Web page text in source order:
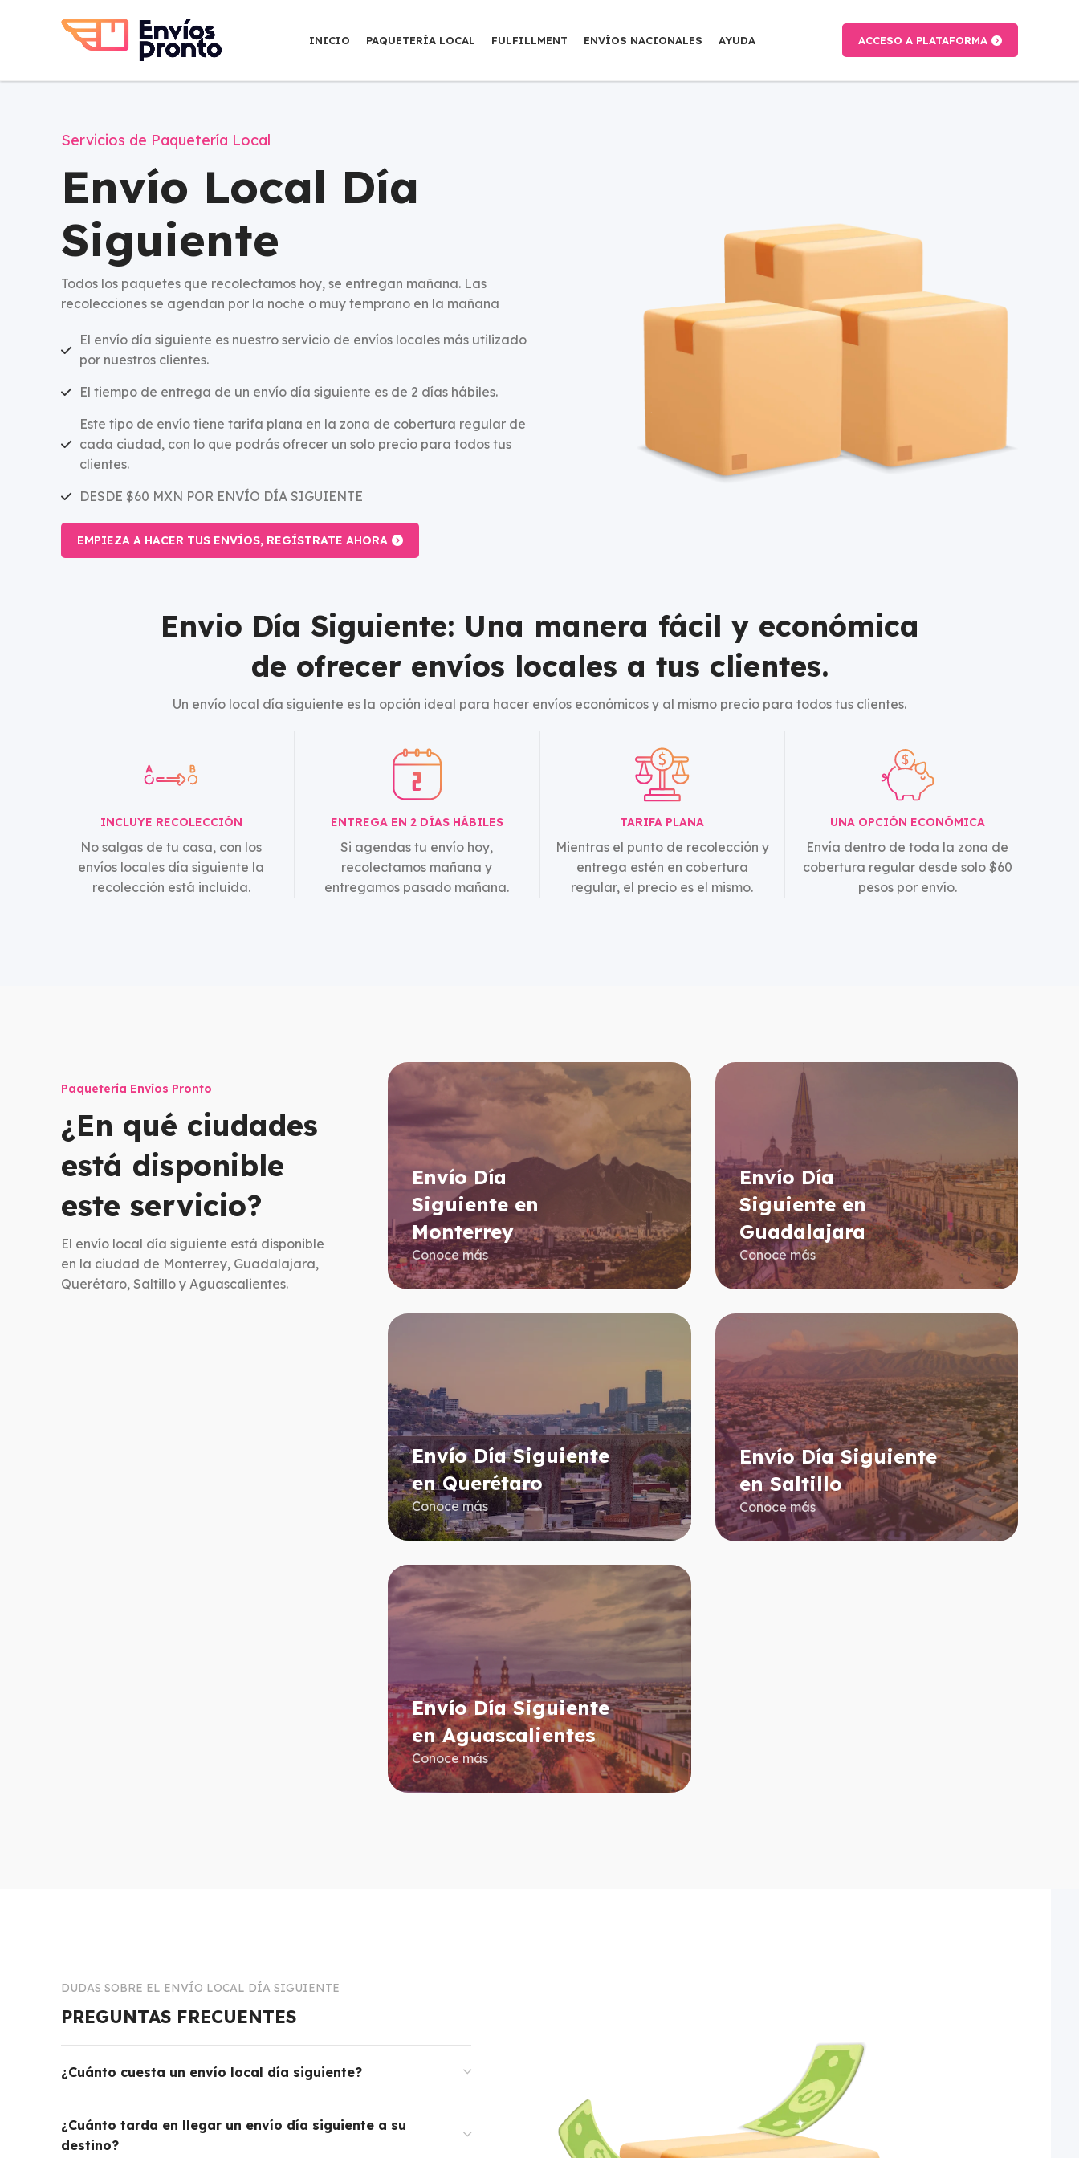
INICIO PAQUETERÍA LOCAL FULFILLMENT ENVÍOS NACIONALES AYUDA ACCESO A PLATAFORMA
Servicios de Paquetería Local
Envío Local Día
Siguiente
Todos los paquetes que recolectamos hoy, se entregan mañana. Las
recolecciones se agendan por la noche o muy temprano en la mañana
El envío día siguiente es nuestro servicio de envíos locales más utilizado
por nuestros clientes.
El tiempo de entrega de un envío día siguiente es de 2 días hábiles.
Este tipo de envío tiene tarifa plana en la zona de cobertura regular de
cada ciudad, con lo que podrás ofrecer un solo precio para todos tus
clientes.
DESDE $60 MXN POR ENVÍO DÍA SIGUIENTE
EMPIEZA A HACER TUS ENVÍOS, REGÍSTRATE AHORA
Envio Día Siguiente: Una manera fácil y económica
de ofrecer envíos locales a tus clientes.
Un envío local día siguiente es la opción ideal para hacer envíos económicos y al mismo precio para todos tus clientes.
INCLUYE RECOLECCIÓN
No salgas de tu casa, con los
envíos locales día siguiente la
recolección está incluida.
ENTREGA EN 2 DÍAS HÁBILES
Si agendas tu envío hoy,
recolectamos mañana y
entregamos pasado mañana.
TARIFA PLANA
Mientras el punto de recolección y
entrega estén en cobertura
regular, el precio es el mismo.
UNA OPCIÓN ECONÓMICA
Envía dentro de toda la zona de
cobertura regular desde solo $60
pesos por envío.
Paquetería Envíos Pronto
¿En qué ciudades
está disponible
este servicio?
El envío local día siguiente está disponible
en la ciudad de Monterrey, Guadalajara,
Querétaro, Saltillo y Aguascalientes.
Envío Día
Siguiente en
Monterrey
Conoce más
Envío Día Siguiente
en Querétaro
Conoce más
Envío Día Siguiente
en Aguascalientes
Conoce más
Envío Día
Siguiente en
Guadalajara
Conoce más
Envío Día Siguiente
en Saltillo
Conoce más
DUDAS SOBRE EL ENVÍO LOCAL DÍA SIGUIENTE
PREGUNTAS FRECUENTES
¿Cuánto cuesta un envío local día siguiente?
¿Cuánto tarda en llegar un envío día siguiente a su
destino?